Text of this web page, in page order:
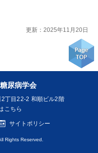
更新：2025年11月20日
尿病学会
丁目22-2 和順ビル2階
こちら
サイトポリシー
Rights Reserved.